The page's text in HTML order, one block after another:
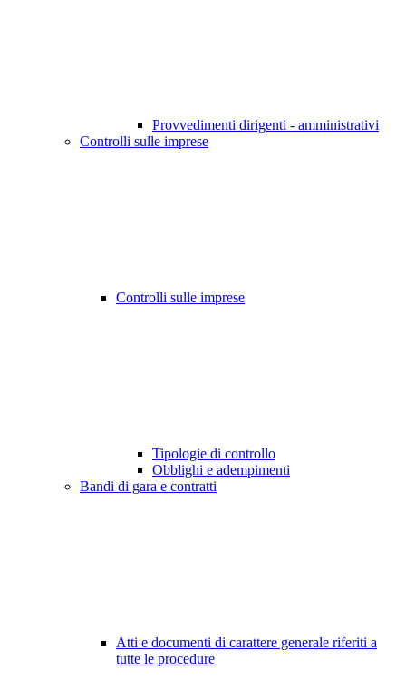
Provvedimenti dirigenti - amministrativi
Controlli sulle imprese
Controlli sulle imprese
Tipologie di controllo
Obblighi e adempimenti
Bandi di gara e contratti
Atti e documenti di carattere generale riferiti a
tutte le procedure